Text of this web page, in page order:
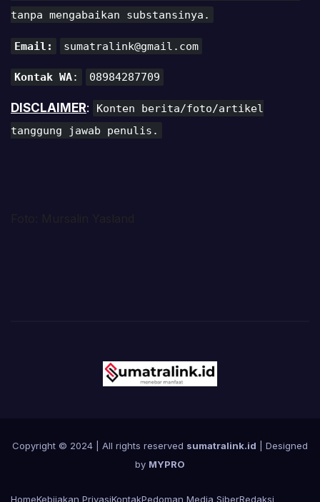
tanpa mengabaikan substansinya.
Email: sumatralink@gmail.com
Kontak WA: 08984287709
DISCLAIMER:
Konten berita/foto/artikel
tanggung jawab penulis.
Copyright © 2024 | All rights reserved sumatralink.id | Designed
by MYPRO
HomeKebijakan PrivasiKontakPedoman Media SiberRedaksi